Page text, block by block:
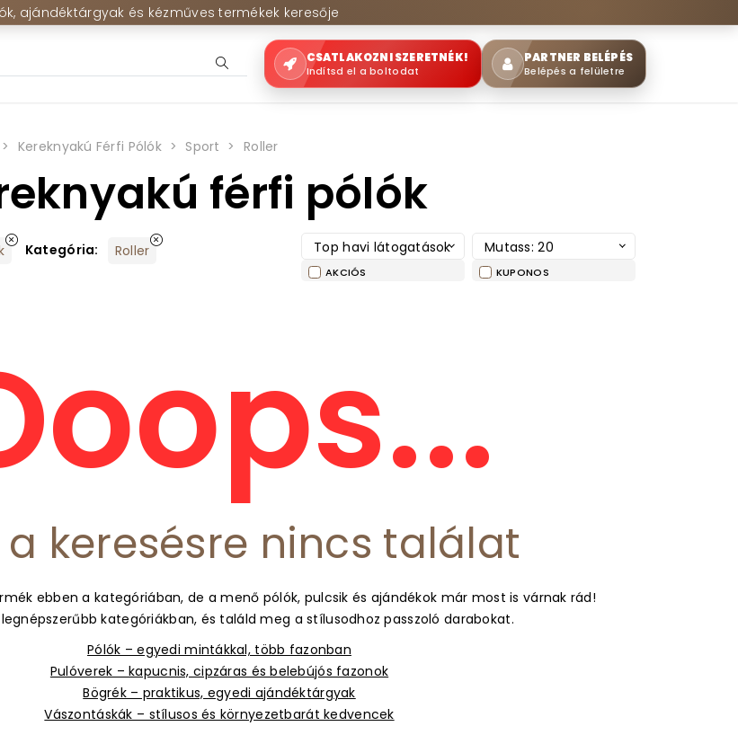
ajándéktárgyak és kézműves termékek keresője
CSATLAKOZNI SZERETNÉK!
Indítsd el a boltodat
PARTNER BELÉPÉS
Belépés a felületre
Kereknyakú Férfi Pólók Sport Roller
férfi pólók
Kategória: Roller Top havi látogatások Mutass: 20
AKCIÓS KUPONOS
a keresésre nincs találat
ebben a kategóriában, de a menő pólók, pulcsik és ajándékok már most is várnak rád!
kategóriákban, és találd meg a stílusodhoz passzoló darabokat.
Pólók – egyedi mintákkal, több fazonban
Pulóverek – kapucnis, cipzáras és belebújós fazonok
Bögrék – praktikus, egyedi ajándéktárgyak
Vászontáskák – stílusos és környezetbarát kedvencek